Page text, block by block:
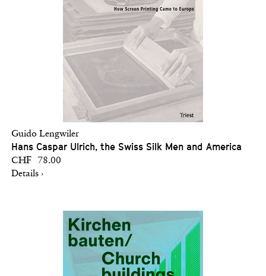
Guido Lengwiler
Hans Caspar Ulrich, the Swiss Silk Men and America
CHF 78.00
Details ›